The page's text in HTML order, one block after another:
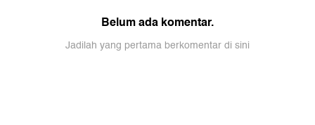
Belum ada komentar.
Jadilah yang pertama berkomentar di sini